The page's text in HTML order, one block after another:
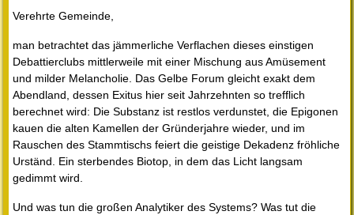
Verehrte Gemeinde,
man betrachtet das jämmerliche Verflachen dieses einstigen
Debattierclubs mittlerweile mit einer Mischung aus Amüsement
und milder Melancholie. Das Gelbe Forum gleicht exakt dem
Abendland, dessen Exitus hier seit Jahrzehnten so trefflich
berechnet wird: Die Substanz ist restlos verdunstet, die Epigonen
kauen die alten Kamellen der Gründerjahre wieder, und im
Rauschen des Stammtischs feiert die geistige Dekadenz fröhliche
Urständ. Ein sterbendes Biotop, in dem das Licht langsam
gedimmt wird.
Und was tun die großen Analytiker des Systems? Was tut die